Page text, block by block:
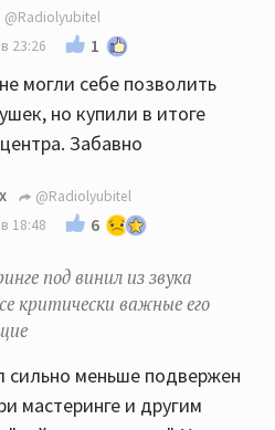
@Radiolyubitel
23:26
1
могли себе позволить
но купили в итоге
Забавно
@Radiolyubitel
18:48
6
под винил из звука
критически важные его
сильно меньше подвержен
мастеринге и другим